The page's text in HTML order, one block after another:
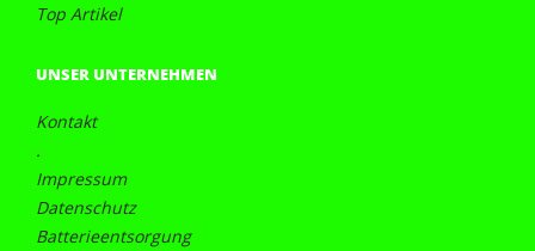
Top Artikel
UNSER UNTERNEHMEN
Kontakt
.
Impressum
Datenschutz
Batterieentsorgung